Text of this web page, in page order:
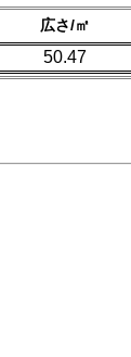
広さ/㎡
50.47